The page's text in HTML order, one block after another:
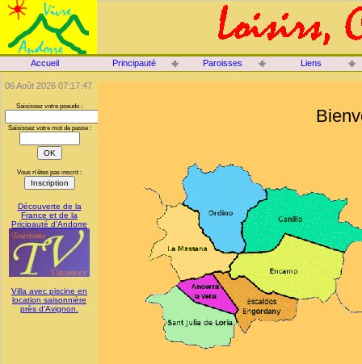
Saisissez votre pseudo :
Saisissez votre mot de passe :
Vous n'êtes pas inscrit :
Découverte de la
France et de la
Pricipauté d'Andorre
Villa avec piscine en
location saisonnière
près d'Avignon.
06 Août 2026 07:17:47
Accueil Principauté Paroisses Liens